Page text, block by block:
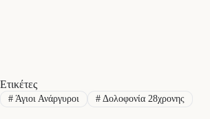
Ετικέτες
#Άγιοι Ανάργυροι #Δολοφονία 28χρονης